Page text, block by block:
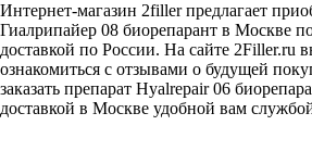
Интернет-магазин 2filler предлагает
Гиалрипайер 08 биорепарант в Москве
доставкой по России. На сайте 2Filler.ru
ознакомиться с отзывами о будущей
заказать препарат Hyalrepair 06
доставкой в Москве удобной вам